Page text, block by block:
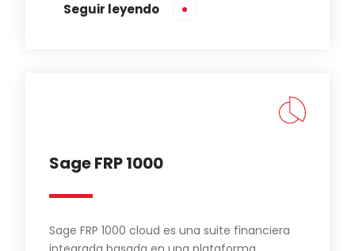
Seguir leyendo
Sage FRP 1000
Sage FRP 1000 cloud es una suite financiera